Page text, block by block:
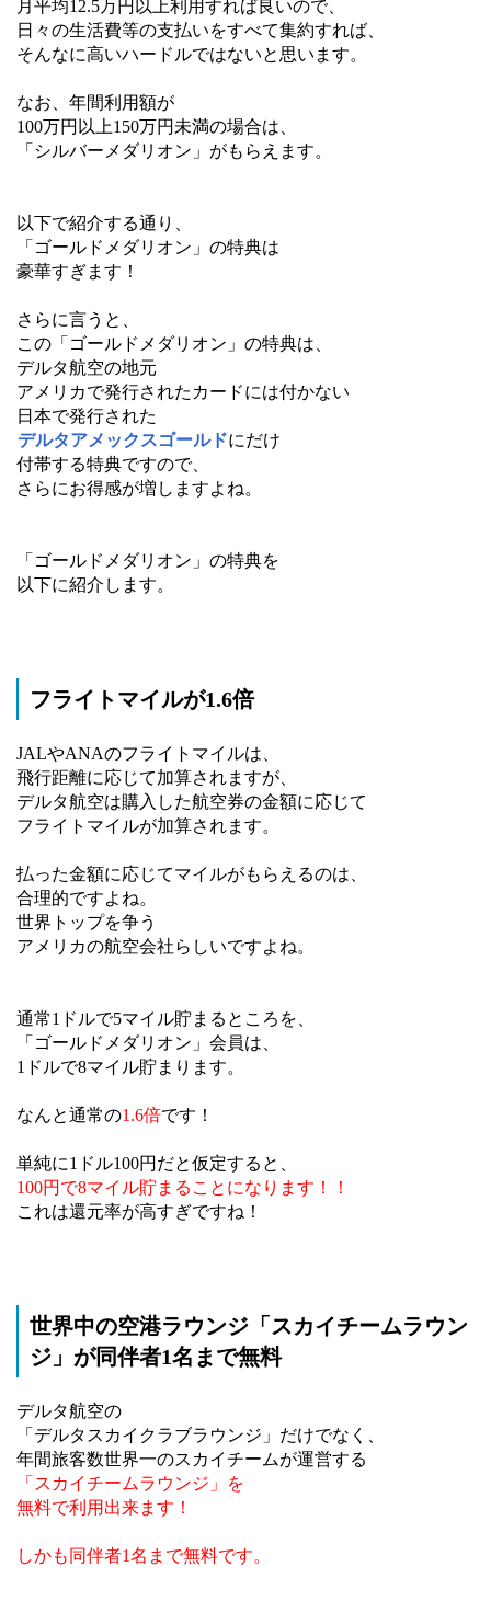
月平均12.5万円以上利用すれば良いので、
日々の生活費等の支払いをすべて集約すれば、
そんなに高いハードルではないと思います。
なお、年間利用額が
100万円以上150万円未満の場合は、
「シルバーメダリオン」がもらえます。
以下で紹介する通り、
「ゴールドメダリオン」の特典は
豪華すぎます！
さらに言うと、
この「ゴールドメダリオン」の特典は、
デルタ航空の地元
アメリカで発行されたカードには付かない
日本で発行された
デルタアメックスゴールドにだけ
付帯する特典ですので、
さらにお得感が増しますよね。
「ゴールドメダリオン」の特典を
以下に紹介します。
フライトマイルが1.6倍
JALやANAのフライトマイルは、
飛行距離に応じて加算されますが、
デルタ航空は購入した航空券の金額に応じて
フライトマイルが加算されます。
払った金額に応じてマイルがもらえるのは、
合理的ですよね。
世界トップを争う
アメリカの航空会社らしいですよね。
通常1ドルで5マイル貯まるところを、
「ゴールドメダリオン」会員は、
1ドルで8マイル貯まります。
なんと通常の1.6倍です！
単純に1ドル100円だと仮定すると、
100円で8マイル貯まることになります！！
これは還元率が高すぎですね！
世界中の空港ラウンジ「スカイチームラウン
ジ」が同伴者1名まで無料
デルタ航空の
「デルタスカイクラブラウンジ」だけでなく、
年間旅客数世界一のスカイチームが運営する
「スカイチームラウンジ」を
無料で利用出来ます！
しかも同伴者1名まで無料です。